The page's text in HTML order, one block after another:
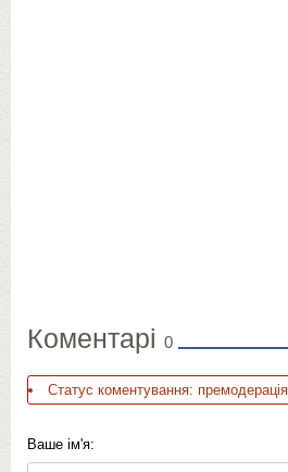
Коментарі 0
Статус коментування:
Ваше ім'я: